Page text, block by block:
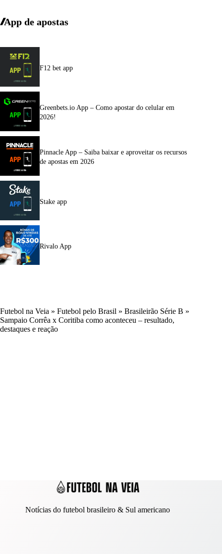
App de apostas
F12 bet app
Greenbets.io App – Como apostar do celular em
2026!
Pinnacle App – Saiba baixar e aproveitar os recursos
de apostas em 2026
Stake app
Rivalo App
Futebol na Veia » Futebol pelo Brasil » Brasileirão Série B »
Sampaio Corrêa x Coritiba como aconteceu – resultado,
destaques e reação
Notícias do futebol brasileiro & Sul americano